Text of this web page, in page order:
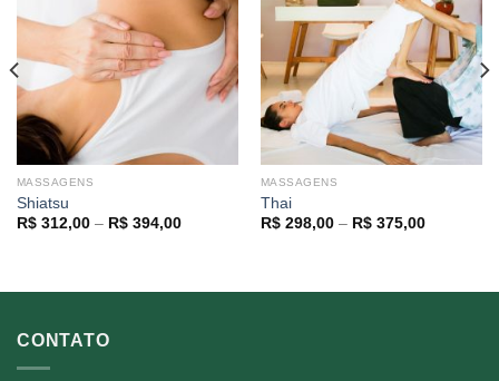
MASSAGENS
Shiatsu
R$312,00 – R$394,00Price
MASSAGENS
Thai
R$298,00 – R$375,00Price
CONTATO